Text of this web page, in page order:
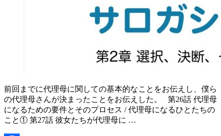
前回までに代理母に関しての基本的なことをお伝えし、僕ら
の代理母さんが決まったことをお伝えした。 第26話 代理母
になるための要件とそのプロセス / 代理母になるひとたちの
こと① 第27話 彼女たちが代理母に …